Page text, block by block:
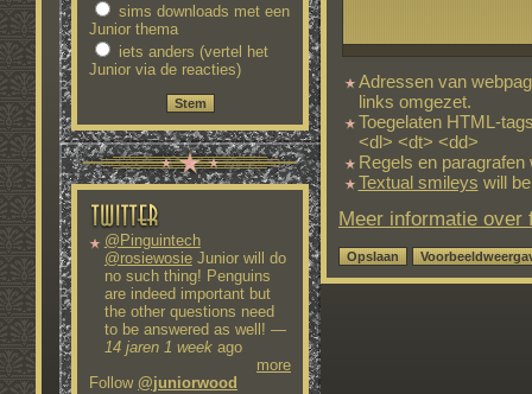
sims downloads met een
Junior thema
iets anders (vertel het
Junior via de reacties)
@Pinguintech
@rosiewosieJunior will do
no such thing! Penguins
are indeed important but
the other questions need
to be answered as well! —
14 jaren 1 weekago
more
Follow @juniorwood
Adressen van
links omgezet.
Toegelaten HTML-
<dl> <dt> <dd>
Regels en
Textual smileys will
Meer informatie over